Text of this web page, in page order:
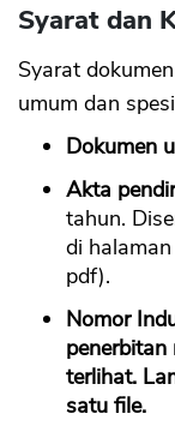
Syarat dan
Syarat
umum dan
Dokumen
Akta
tahun.
di
pdf).
Nomor
terlihat.
satu file.